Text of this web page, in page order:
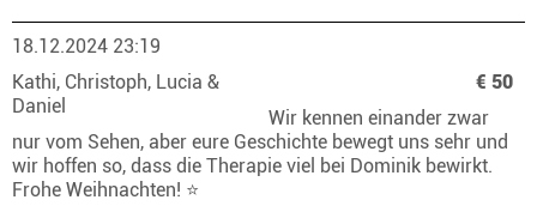
18.12.2024 23:19
Kathi, Christoph, Lucia &
Daniel
€ 50
Wir kennen einander zwar
nur vom Sehen, aber eure Geschichte bewegt uns sehr und
wir hoffen so, dass die Therapie viel bei Dominik bewirkt.
Frohe Weihnachten! ⭐️